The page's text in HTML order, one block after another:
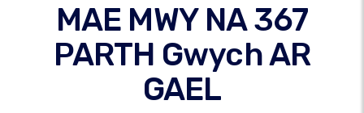
MAE MWY NA 367
PARTH Gwych AR
GAEL